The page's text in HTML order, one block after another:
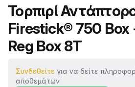
Όνομα
Τορπιρί
Firestick® 750 Box
Reg Box 8T
Συνδεθείτε για να δείτε
αποθεμάτων